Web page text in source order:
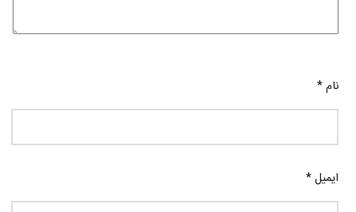
نام*
ایمیل*